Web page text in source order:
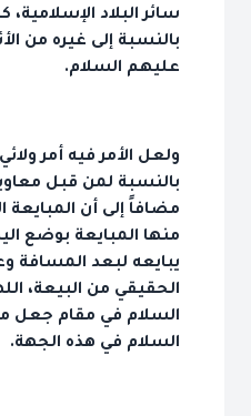
سائر البلاد الإسلامية،
بالنسبة إلى غيره من
عليهم السلام.
ولعل الأمر فيه أمر
بالنسبة لمن قبل
مضافاً إلى أن المبايعة
منها المبايعة بوضع
يبايعه لبعد المسافة
الحقيقي من البيعة،
السلام في مقام جعل
السلام في هذه الجهة.